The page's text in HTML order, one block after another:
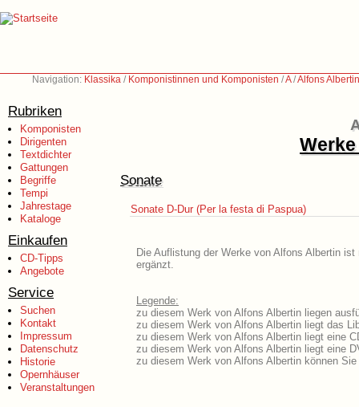
Navigation: Klassika / Komponistinnen und Komponisten /A/Alfons
Rubriken
Komponisten
Dirigenten
Textdichter
Gattungen
Begriffe
Tempi
Jahrestage
Kataloge
Einkaufen
CD-Tipps
Angebote
Service
Suchen
Kontakt
Impressum
Datenschutz
Historie
Opernhäuser
Veranstaltungen
Sonate
Sonate D-Dur (Per la festa di Paspua)
Die Auflistung der Werke von Alfons Albertin
ergänzt.
Legende:
zu diesem Werk von Alfons Albertin liegen
zu diesem Werk von Alfons Albertin liegt das
zu diesem Werk von Alfons Albertin liegt eine
zu diesem Werk von Alfons Albertin liegt eine
zu diesem Werk von Alfons Albertin können